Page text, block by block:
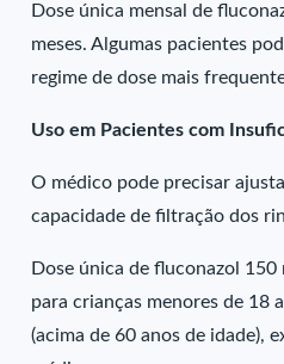
Dose única mensal de
meses. Algumas pacientes
regime de dose mais
Uso em Pacientes com
O médico pode precisar
capacidade de filtração dos
Dose única de fluconazol 150
para crianças menores de 18
(acima de 60 anos de idade),